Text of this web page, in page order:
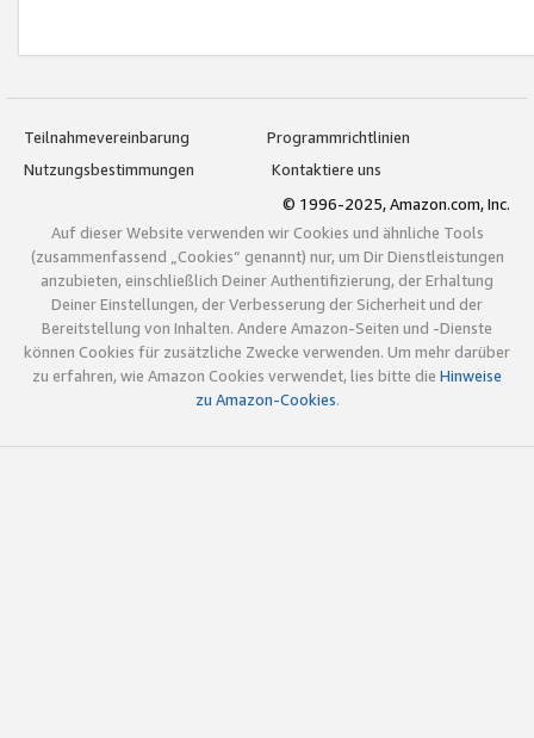
Teilnahmevereinbarung
Programmrichtlinien
Nutzungsbestimmungen
Kontaktiere uns
© 1996-2025, Amazon.com, Inc.
Auf dieser Website verwenden wir Cookies und ähnliche Tools
(zusammenfassend „Cookies“ genannt) nur, um Dir Dienstleistungen
anzubieten, einschließlich Deiner Authentifizierung, der Erhaltung
Deiner Einstellungen, der Verbesserung der Sicherheit und der
Bereitstellung von Inhalten. Andere Amazon-Seiten und -Dienste
können Cookies für zusätzliche Zwecke verwenden. Um mehr darüber
zu erfahren, wie Amazon Cookies verwendet, lies bitte die Hinweise
zu Amazon-Cookies.